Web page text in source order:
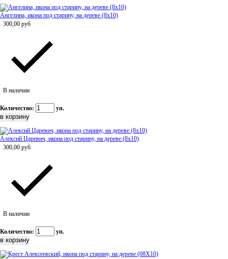
Ангелина, икона под старину, на дереве (8x10)
300,00 руб
В наличии
Количество: уп.
Алексий Царевич, икона под старину, на дереве (8x10)
300,00 руб
В наличии
Количество: уп.